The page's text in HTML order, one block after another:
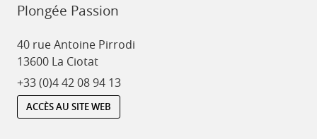
Plongée Passion
40 rue Antoine Pirrodi
13600 La Ciotat
+33 (0)4 42 08 94 13
ACCÈS AU SITE WEB